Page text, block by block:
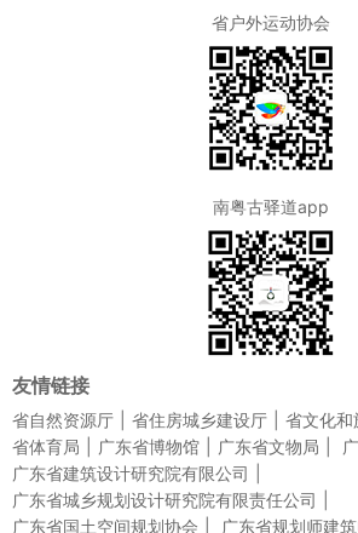
省户外运动协会
南粤古驿道app
友情链接
省自然资源厅 省住房城乡建设厅 省文化和
省体育局
广东省博物馆 广东省文物局
广东省建筑设计研究院有限公司
广东省城乡规划设计研究院有限责任公司
广东省国土空间规划协会
广东省规划师建